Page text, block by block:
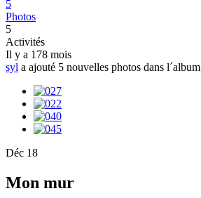
5
Photos
5
Activités
Il y a 178 mois
syl a ajouté 5 nouvelles photos dans l´album
Déc 18
Mon mur